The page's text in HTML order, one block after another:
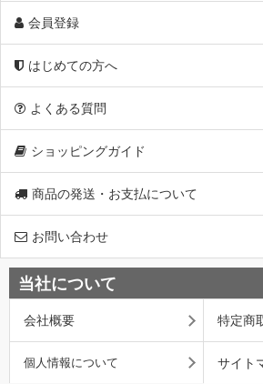
会員登録
はじめての方へ
よくある質問
ショッピングガイド
商品の発送・お支払について
お問い合わせ
当社について
会社概要 特定商
個人情報について サイト